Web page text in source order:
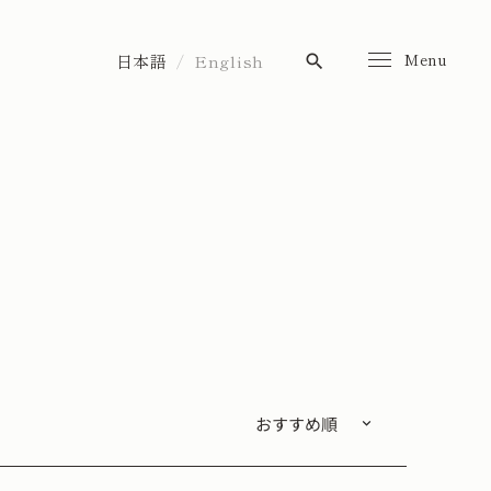
Menu
日本語 English search